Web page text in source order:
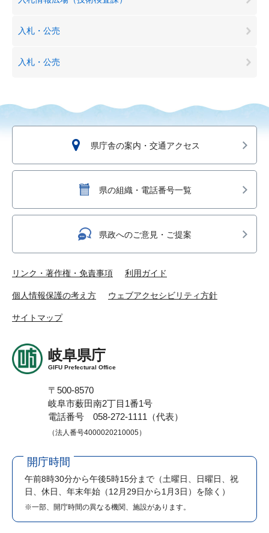
入札・公売
入札・公売
県庁舎の案内・交通アクセス
県の組織・電話番号一覧
県政へのご意見・ご提案
リンク・著作権・免責事項 利用ガイド
個人情報保護の考え方 ウェブアクセシビリティ方針
サイトマップ
岐阜県庁
GIFU Prefectural Office
〒500-8570
岐阜市薮田南2丁目1番1号
電話番号 058-272-1111（代表）
（法人番号4000020210005）
開庁時間
午前8時30分から午後5時15分まで （土曜日、日曜日、祝
日、休日、年末年始（12月29日から1月3日）を除く）
※一部、開庁時間の異なる機関、施設があります。